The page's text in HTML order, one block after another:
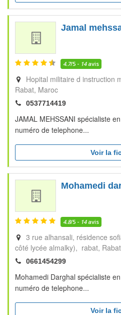
Jamal
4.7/5 - 14avis
Hopital militaire d instruction
Rabat Maroc
0537714419
JAMAL MEHSSANI spécialiste
numéro de telephone...
Voir la
Mohamedi
4.8/5 - 14avis
3 rue alhansali, résidence
côté lycée almalky), rabat Rabat
0661454299
Mohamedi Darghal spécialiste
numéro de telephone...
Voir la